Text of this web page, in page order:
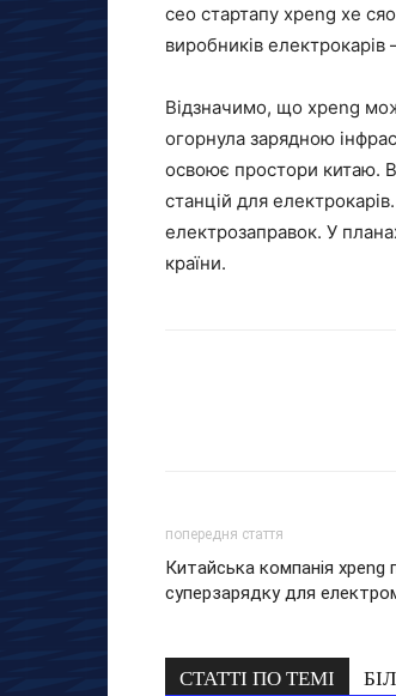
ceo стартапу xpeng хе
виробників електрокарів
Відзначимо, що xpeng
огорнула зарядною
освоює простори китаю.
станцій для
електрозаправок. У
країни.
попередня стаття
Китайська компанія xpeng
суперзарядку для
СТАТТІ ПО ТЕМІ